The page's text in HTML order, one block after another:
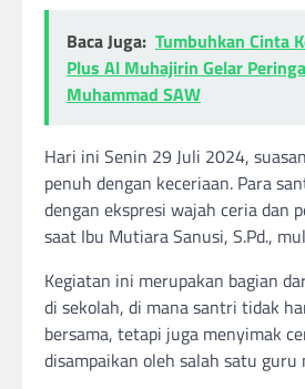
Baca Juga: Tumbuhkan Cinta
Plus Al Muhajirin Gelar
Muhammad SAW
Hari ini Senin 29 Juli 2024,
penuh dengan keceriaan. Para
dengan ekspresi wajah ceria dan
saat Ibu Mutiara Sanusi, S.Pd.,
Kegiatan ini merupakan bagian
di sekolah, di mana santri tidak
bersama, tetapi juga menyimak
disampaikan oleh salah satu guru